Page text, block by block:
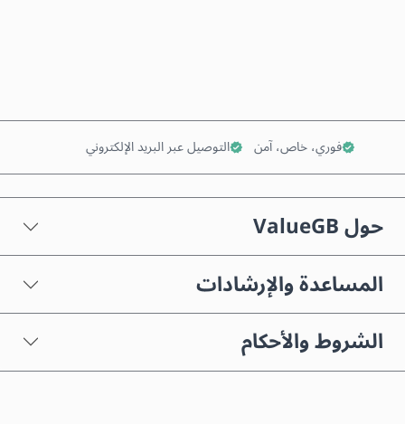
فوري، خاص، آمن التوصيل عبر البريد الإلكتروني
حول ValueGB
المساعدة والإرشادات
الشروط والأحكام